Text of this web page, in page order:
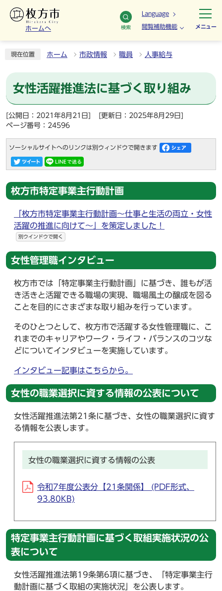
ホームへ 検索
Language
閲覧補助機能 メニュー
現在位置 ホーム 市政情報 職員 人事給与
女性活躍推進法に基づく取り組み
[公開日：2021年8月21日]
[更新日：2025年8月29日]
ページ番号：24596
ソーシャルサイトへのリンクは別ウィンドウで開きます
枚方市特定事業主行動計画
「枚方市特定事業主行動計画～仕事と生活の両立・女性
活躍の推進に向けて～」を策定しました！
別ウインドウで開く
女性管理職インタビュー
枚方市では「特定事業主行動計画」に基づき、誰もが活
き活きと活躍できる職場の実現、職場風土の醸成を図る
ことを目的にさまざまな取り組みを行っています。
そのひとつとして、枚方市で活躍する女性管理職に、こ
れまでのキャリアやワーク・ライフ・バランスのコツな
どについてインタビューを実施しています。
インタビュー記事はこちらから。
女性の職業選択に資する情報の公表について
女性活躍推進法第21条に基づき、女性の職業選択に資す
る情報を公表します。
女性の職業選択に資する情報の公表
令和7年度公表分【21条関係】 (PDF形式、
93.80KB)
特定事業主行動計画に基づく取組実施状況の公
表について
女性活躍推進法第19条第6項に基づき、「特定事業主行
動計画に基づく取組の実施状況」を公表します。